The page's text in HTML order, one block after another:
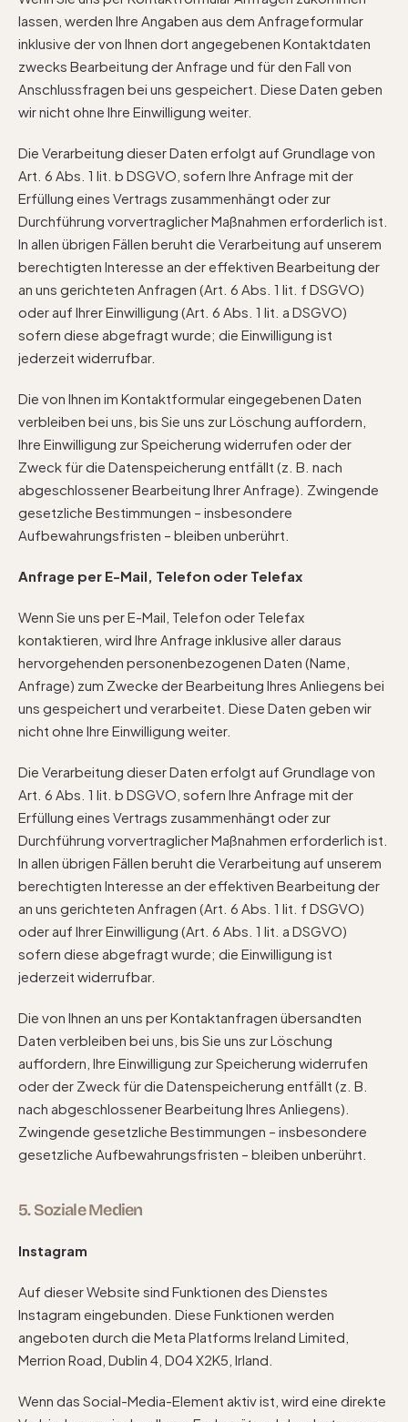
lassen, werden Ihre Angaben aus dem Anfrageformular
inklusive der von Ihnen dort angegebenen Kontaktdaten
zwecks Bearbeitung der Anfrage und für den Fall von
Anschlussfragen bei uns gespeichert. Diese Daten geben
wir nicht ohne Ihre Einwilligung weiter.
Die Verarbeitung dieser Daten erfolgt auf Grundlage von
Art. 6 Abs. 1 lit. b DSGVO, sofern Ihre Anfrage mit der
Erfüllung eines Vertrags zusammenhängt oder zur
Durchführung vorvertraglicher Maßnahmen erforderlich ist.
In allen übrigen Fällen beruht die Verarbeitung auf unserem
berechtigten Interesse an der effektiven Bearbeitung der
an uns gerichteten Anfragen (Art. 6 Abs. 1 lit. f DSGVO)
oder auf Ihrer Einwilligung (Art. 6 Abs. 1 lit. a DSGVO)
sofern diese abgefragt wurde; die Einwilligung ist
jederzeit widerrufbar.
Die von Ihnen im Kontaktformular eingegebenen Daten
verbleiben bei uns, bis Sie uns zur Löschung auffordern,
Ihre Einwilligung zur Speicherung widerrufen oder der
Zweck für die Datenspeicherung entfällt (z. B. nach
abgeschlossener Bearbeitung Ihrer Anfrage). Zwingende
gesetzliche Bestimmungen – insbesondere
Aufbewahrungsfristen – bleiben unberührt.
Anfrage per E-Mail, Telefon oder Telefax
Wenn Sie uns per E-Mail, Telefon oder Telefax
kontaktieren, wird Ihre Anfrage inklusive aller daraus
hervorgehenden personenbezogenen Daten (Name,
Anfrage) zum Zwecke der Bearbeitung Ihres Anliegens bei
uns gespeichert und verarbeitet. Diese Daten geben wir
nicht ohne Ihre Einwilligung weiter.
Die Verarbeitung dieser Daten erfolgt auf Grundlage von
Art. 6 Abs. 1 lit. b DSGVO, sofern Ihre Anfrage mit der
Erfüllung eines Vertrags zusammenhängt oder zur
Durchführung vorvertraglicher Maßnahmen erforderlich ist.
In allen übrigen Fällen beruht die Verarbeitung auf unserem
berechtigten Interesse an der effektiven Bearbeitung der
an uns gerichteten Anfragen (Art. 6 Abs. 1 lit. f DSGVO)
oder auf Ihrer Einwilligung (Art. 6 Abs. 1 lit. a DSGVO)
sofern diese abgefragt wurde; die Einwilligung ist
jederzeit widerrufbar.
Die von Ihnen an uns per Kontaktanfragen übersandten
Daten verbleiben bei uns, bis Sie uns zur Löschung
auffordern, Ihre Einwilligung zur Speicherung widerrufen
oder der Zweck für die Datenspeicherung entfällt (z. B.
nach abgeschlossener Bearbeitung Ihres Anliegens).
Zwingende gesetzliche Bestimmungen – insbesondere
gesetzliche Aufbewahrungsfristen – bleiben unberührt.
5. Soziale Medien
Instagram
Auf dieser Website sind Funktionen des Dienstes
Instagram eingebunden. Diese Funktionen werden
angeboten durch die Meta Platforms Ireland Limited,
Merrion Road, Dublin 4, D04 X2K5, Irland.
Wenn das Social-Media-Element aktiv ist, wird eine direkte